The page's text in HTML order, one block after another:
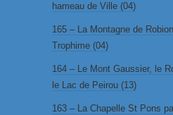
hameau de Ville (04)
165 – La Montagne de
Trophime (04)
164 – Le Mont Gaussier, le
le Lac de Peirou (13)
163 – La Chapelle St Pons